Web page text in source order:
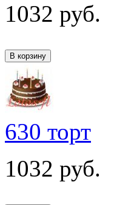
1032 руб.
630 торт
1032 руб.